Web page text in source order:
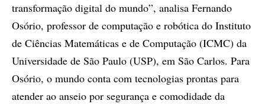
transformação digital do mundo”, analisa Fernando
Osório, professor de computação e robótica do Instituto
de Ciências Matemáticas e de Computação (ICMC) da
Universidade de São Paulo (USP), em São Carlos. Para
Osório, o mundo conta com tecnologias prontas para
atender ao anseio por segurança e comodidade da